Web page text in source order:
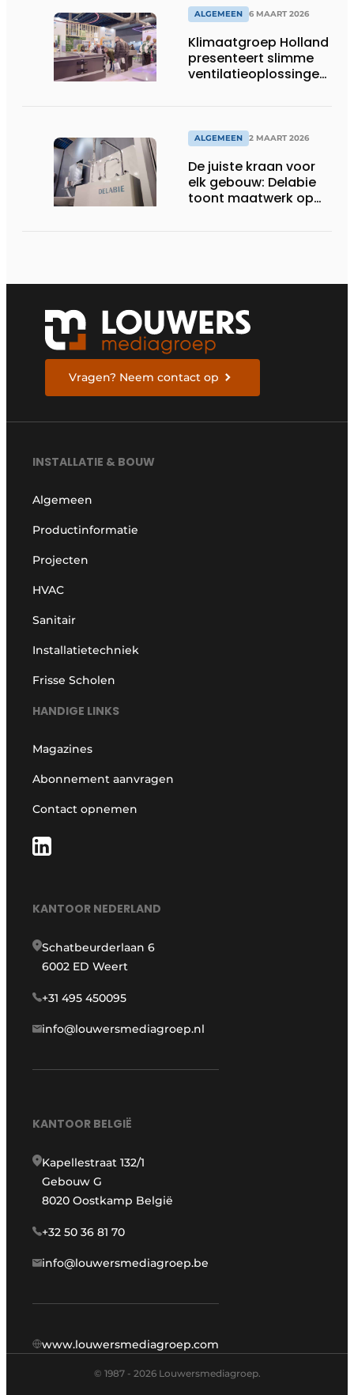
ALGEMEEN 6 MAART 2026
Klimaatgroep Holland
presenteert slimme
ventilatieoplossingen
ALGEMEEN 2 MAART 2026
De juiste kraan voor
elk gebouw: Delabie
toont maatwerk op
Vragen? Neem contact op
INSTALLATIE & BOUW
Algemeen
Productinformatie
Projecten
HVAC
Sanitair
Installatietechniek
Frisse Scholen
HANDIGE LINKS
Magazines
Abonnement aanvragen
Contact opnemen
KANTOOR NEDERLAND
Schatbeurderlaan 6
6002 ED Weert
+31 495 450095
info@louwersmediagroep.nl
KANTOOR BELGIË
Kapellestraat 132/1
Gebouw G
8020 Oostkamp België
+32 50 36 81 70
info@louwersmediagroep.be
www.louwersmediagroep.com
© 1987 - 2026 Louwersmediagroep.